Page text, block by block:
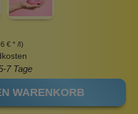
€ * /l)
7 Tage
WARENKORB